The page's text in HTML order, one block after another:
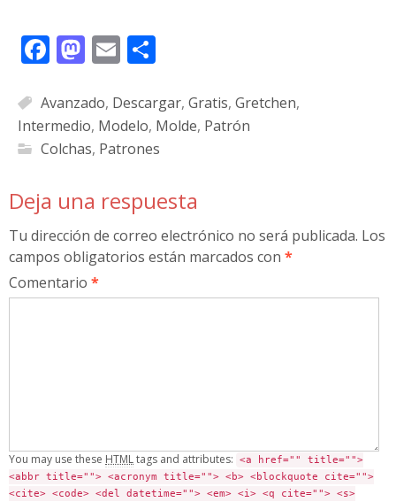
Facebook
Mastodon
Email
Avanzado, Descargar, Gratis, Gretchen,
Intermedio, Modelo, Molde, Patrón
Colchas, Patrones
Deja una respuesta
Tu dirección de correo electrónico no será publicada. Los
campos obligatorios están marcados con *
Comentario *
You may use these HTMLtags and attributes:
<a href="" title="">
<abbr title=""> <acronym title=""> <b> <blockquote cite="">
<cite> <code> <del datetime=""> <em> <i> <q cite=""> <s>